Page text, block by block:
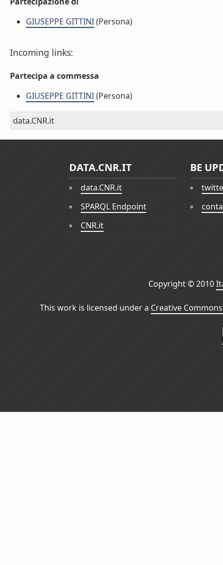
GIUSEPPE GITTINI(Persona)
Incoming links:
Partecipa a commessa
GIUSEPPE GITTINI(Persona)
data.CNR.it
DATA.CNR.IT
data.CNR.it
SPARQL Endpoint
CNR.it
BE
Copyright © 2010
This work is licensed under a Creative